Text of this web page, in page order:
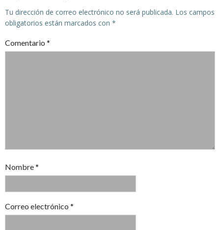
Tu dirección de correo electrónico no será publicada. Los campos
obligatorios están marcados con *
Comentario *
Nombre*
Correo electrónico *